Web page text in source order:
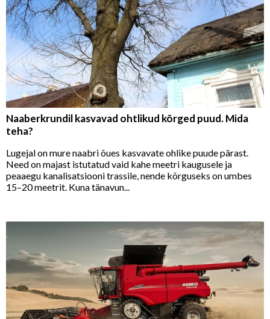
Naaberkrundil kasvavad ohtlikud kõrged puud. Mida
teha?
Lugejal on mure naabri õues kasvavate ohlike puude pärast.
Need on majast istutatud vaid kahe meetri kaugusele ja
peaaegu kanalisatsiooni trassile, nende kõrguseks on umbes
15–20 meetrit. Kuna tänavun...